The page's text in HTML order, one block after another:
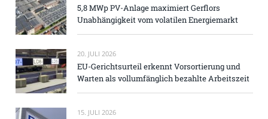
5,8 MWp PV-Anlage maximiert Gerflors
Unabhängigkeit vom volatilen Energiemarkt
20. JULI 2026
EU-Gerichtsurteil erkennt Vorsortierung und
Warten als vollumfänglich bezahlte Arbeitszeit
15. JULI 2026